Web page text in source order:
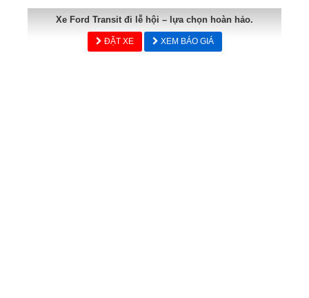
Xe Ford Transit đi lễ hội – lựa chọn hoàn hảo.
ĐẶT XE XEM BÁO GIÁ